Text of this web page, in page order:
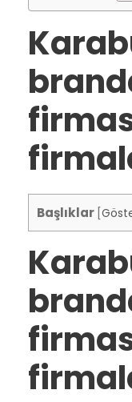
Başlıklar